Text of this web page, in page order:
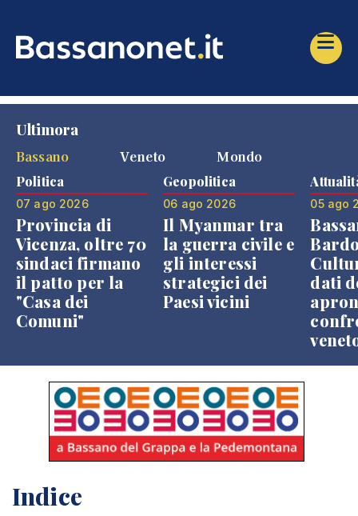
Ultimora
Bassano
Veneto Mondo
Politica
07 ago 2026
Provincia di
Vicenza, oltre 70
sindaci firmano
il patto per la
"Casa dei
Comuni"
Geopolitica
06 ago 2026
Il Myanmar tra
la guerra civile e
gli interessi
strategici dei
Paesi vicini
05 ago
dati
Indice